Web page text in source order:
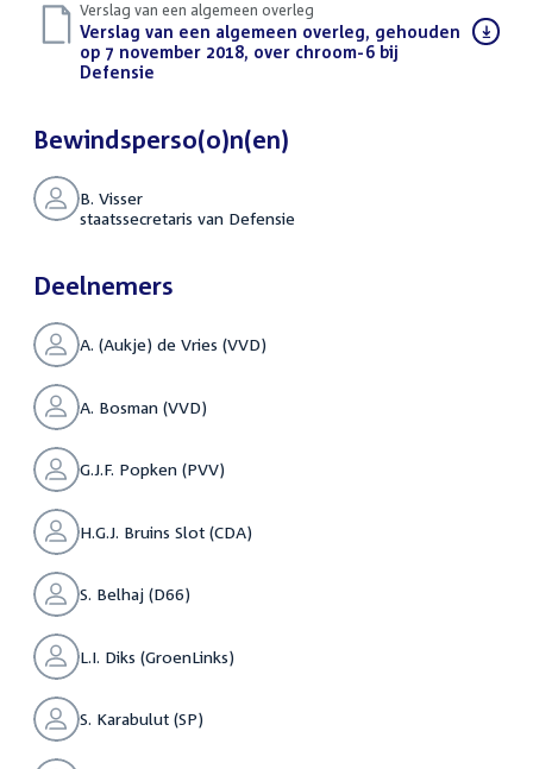
Verslag van een algemeen overleg
Download
bestand:
Verslag van een algemeen overleg, gehouden
op 7 november 2018, over chroom-6 bij
Defensie
Bewindsperso(o)n(en)
B. Visser
staatssecretaris van Defensie
Deelnemers
A. (Aukje) de Vries (VVD)
A. Bosman (VVD)
G.J.F. Popken (PVV)
H.G.J. Bruins Slot (CDA)
S. Belhaj (D66)
L.I. Diks (GroenLinks)
S. Karabulut (SP)